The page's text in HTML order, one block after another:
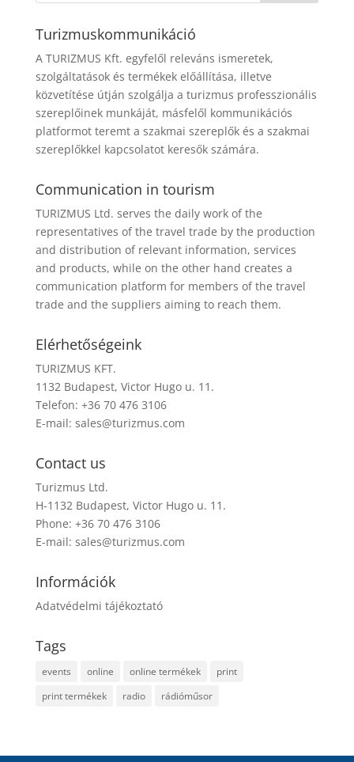
Turizmuskommunikáció
A TURIZMUS Kft. egyfelől releváns ismeretek,
szolgáltatások és termékek előállítása, illetve
közvetítése útján szolgálja a turizmus professzionális
szereplőinek munkáját, másfelől kommunikációs
platformot teremt a szakmai szereplők és a szakmai
szereplőkkel kapcsolatot keresők számára.
Communication in tourism
TURIZMUS Ltd. serves the daily work of the
representatives of the travel trade by the production
and distribution of relevant information, services
and products, while on the other hand creates a
communication platform for members of the travel
trade and the suppliers aiming to reach them.
Elérhetőségeink
TURIZMUS KFT.
1132 Budapest, Victor Hugo u. 11.
Telefon: +36 70 476 3106
E-mail: sales@turizmus.com
Contact us
Turizmus Ltd.
H-1132 Budapest, Victor Hugo u. 11.
Phone: +36 70 476 3106
E-mail: sales@turizmus.com
Információk
Adatvédelmi tájékoztató
Tags
events online online termékek
print
print termékek
radio rádióműsor